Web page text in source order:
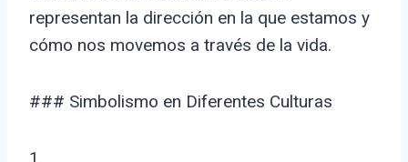
representan la dirección en la que estamos y
cómo nos movemos a través de la vida.
### Simbolismo en Diferentes Culturas